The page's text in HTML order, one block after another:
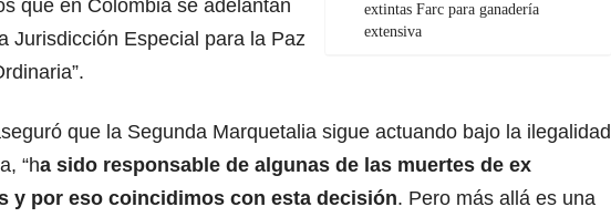
extintas Farc para ganadería
extensiva
que en Colombia se adelantan
Jurisdicción Especial para la Paz
que la Segunda Marquetalia sigue actuando bajo la ilegalidad
“ha sido responsable de algunas de las muertes de ex
y por eso coincidimos con esta decisión. Pero más allá es una